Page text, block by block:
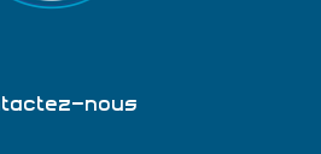
nous